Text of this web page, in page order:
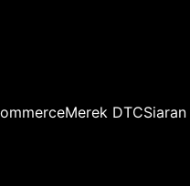
Merek DTCSiaran